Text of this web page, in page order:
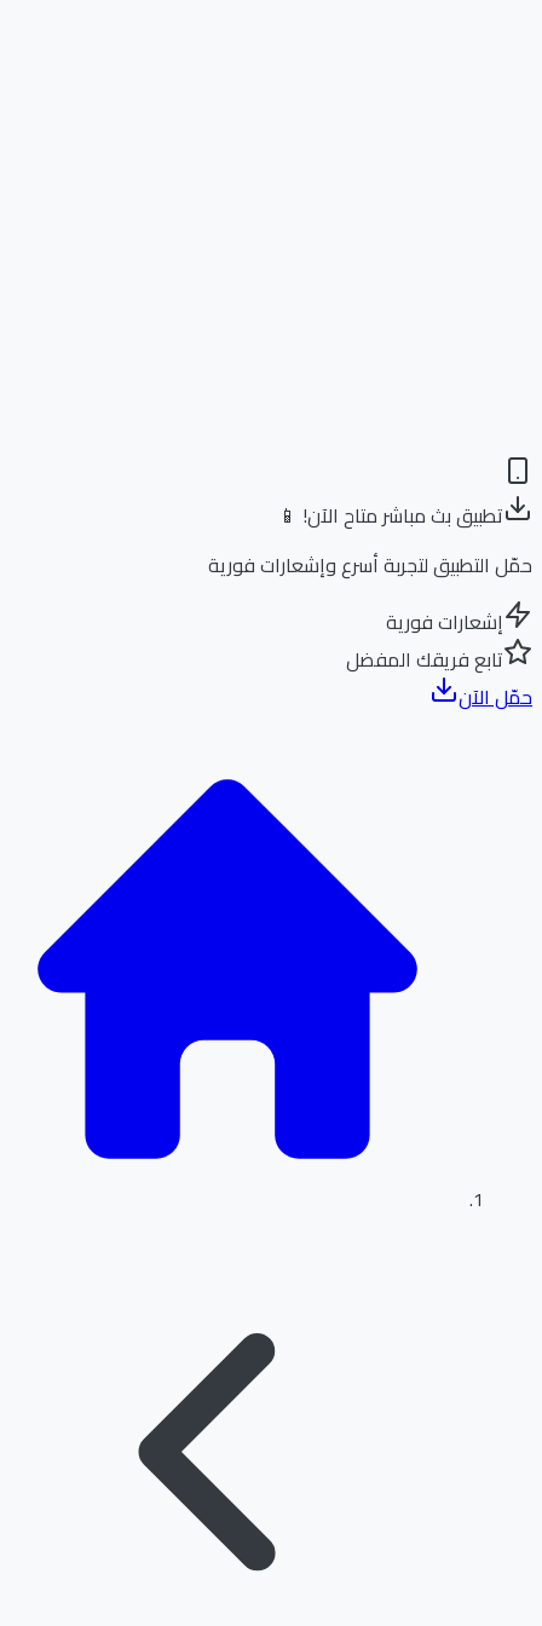
تطبيق بث مباشر متاح الآن! 📱
التطبيق لتجربة أسرع وإشعارات فورية
إشعارات فورية
تابع فريقك المفضل
الآن